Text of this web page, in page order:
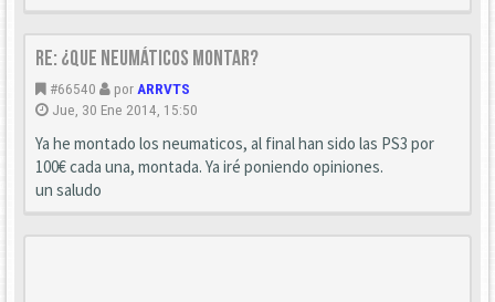
Re: ¿que neumáticos montar?
#66540 por ARRVTS
Jue, 30 Ene 2014, 15:50
Ya he montado los neumaticos, al final han sido las PS3 por
100€ cada una, montada. Ya iré poniendo opiniones.
un saludo